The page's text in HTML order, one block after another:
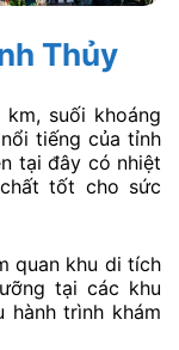
Thủy
suối khoáng
tiếng của tỉnh
tại đây có nhiệt
tốt cho sức
quan khu di tích
tại các khu
hành trình khám